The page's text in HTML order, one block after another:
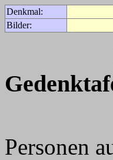
Denkmal:
Bilder:
(Für
Personen